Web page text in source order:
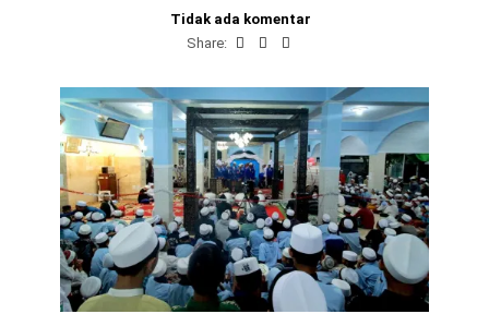
Tidak ada komentar
Share: